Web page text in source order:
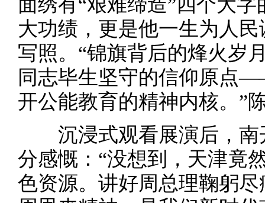
面绣有“艰难缔造”四个大
大功绩，更是他一生为人
写照。“锦旗背后的烽火岁
同志毕生坚守的信仰原点
开公能教育的精神内核。”
沉浸式观看展演后，南
分感慨：“没想到，天津竟
色资源。讲好周总理鞠躬